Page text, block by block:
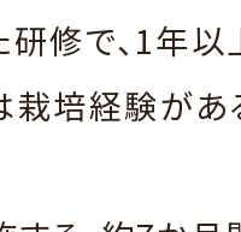
修で、1年
栽培経験があ